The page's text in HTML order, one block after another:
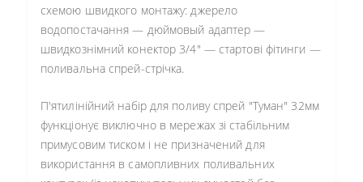
схемою швидкого монтажу: джерело
водопостачання — дюймовый адаптер —
швидкознімний конектор 3/4" — стартові фітинги —
поливальна спрей-стрічка.
П'ятилінійний набір для поливу спрей "Туман" 32мм
функціонує виключно в мережах зі стабільним
примусовим тиском і не призначений для
використання в самопливних поливальних